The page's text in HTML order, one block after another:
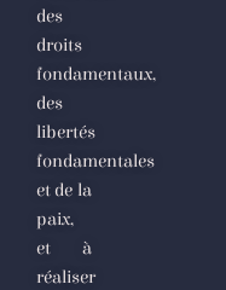
des
droits
fondamentaux,
des
libertés
fondamentales
et de la
paix,
et à
réaliser